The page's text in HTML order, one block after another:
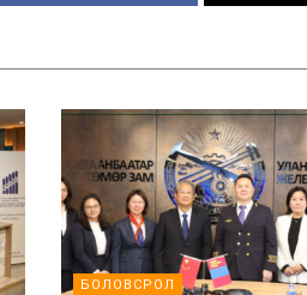
БОЛОВСРОЛ